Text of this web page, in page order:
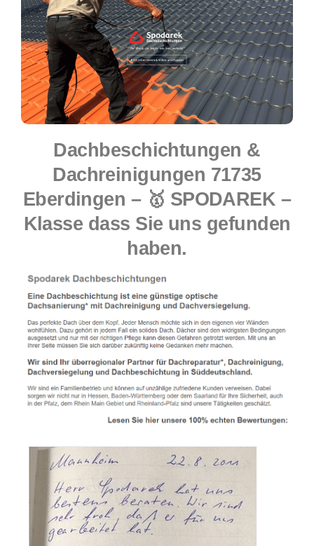
Dachbeschichtungen &
Dachreinigungen 71735
Eberdingen – 🥇 SPODAREK –
Klasse dass Sie uns gefunden
haben.